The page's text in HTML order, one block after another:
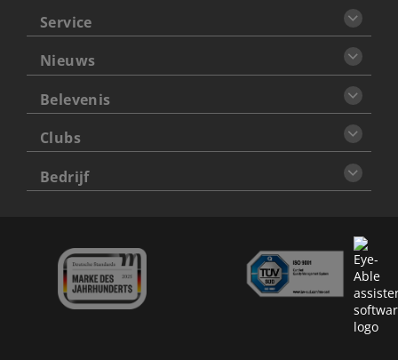
Service
Nieuws
Belevenis
Clubs
Bedrijf